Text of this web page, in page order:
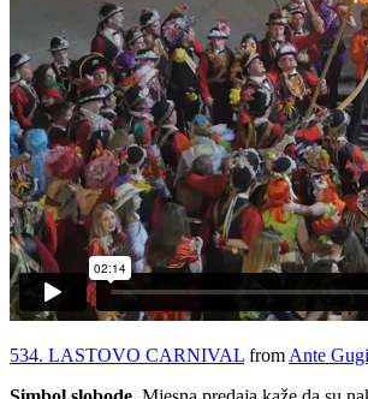
534. LASTOVO CARNIVAL from Ante